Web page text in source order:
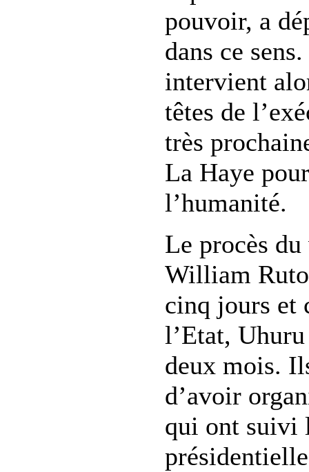
pouvoir, a
dans ce
intervient
têtes de
très
La Haye
l’humanité.
Le procès
William
cinq jours et
l’Etat,
deux mois.
d’avoir
qui ont suivi